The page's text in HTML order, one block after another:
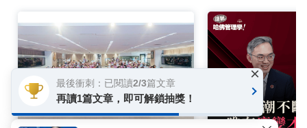
最後衝刺：已閱讀2/3篇文章
再讀1篇文章，即可解鎖抽獎！
×